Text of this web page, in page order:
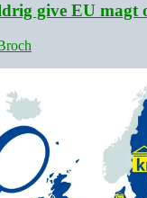
give EU magt